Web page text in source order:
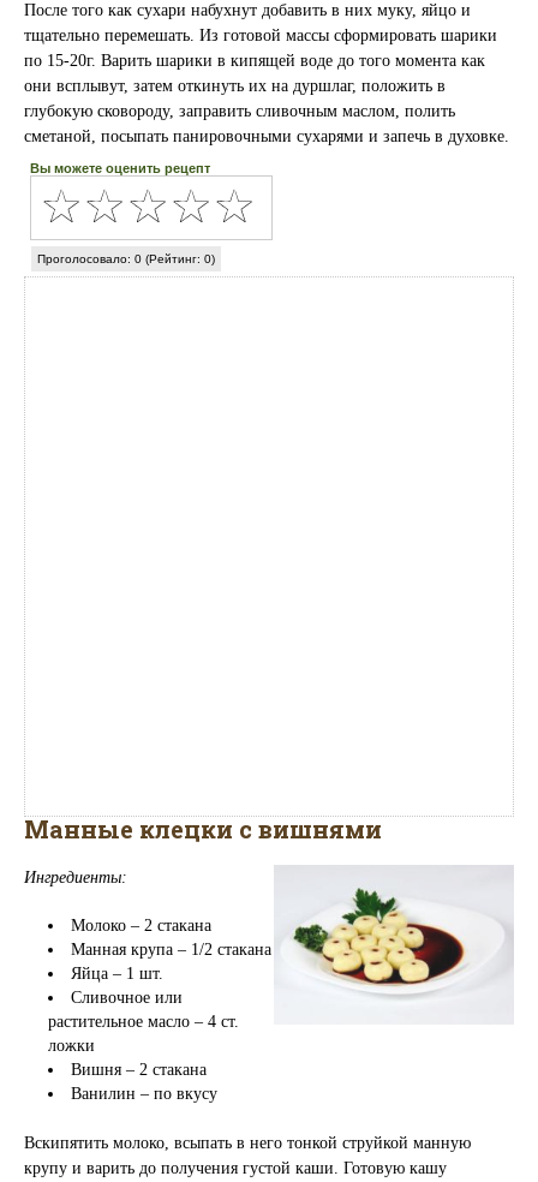
После того как сухари набухнут добавить в них муку, яйцо и
тщательно перемешать. Из готовой массы сформировать шарики
по 15-20г. Варить шарики в кипящей воде до того момента как
они всплывут, затем откинуть их на дуршлаг, положить в
глубокую сковороду, заправить сливочным маслом, полить
сметаной, посыпать панировочными сухарями и запечь в духовке.
Вы можете оценить рецепт
Проголосовало: 0 (Рейтинг: 0)
Манные клецки с вишнями
Ингредиенты:
Молоко – 2 стакана
Манная крупа – 1/2 стакана
Яйца – 1 шт.
Сливочное или
растительное масло – 4 ст.
ложки
Вишня – 2 стакана
Ванилин – по вкусу
Вскипятить молоко, всыпать в него тонкой струйкой манную
крупу и варить до получения густой каши. Готовую кашу